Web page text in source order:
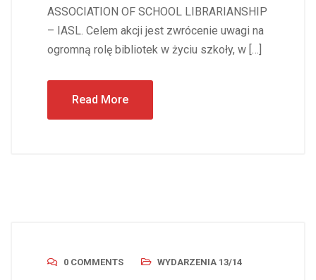
ASSOCIATION OF SCHOOL LIBRARIANSHIP
– IASL. Celem akcji jest zwrócenie uwagi na
ogromną rolę bibliotek w życiu szkoły, w […]
Read More
0 COMMENTS WYDARZENIA 13/14